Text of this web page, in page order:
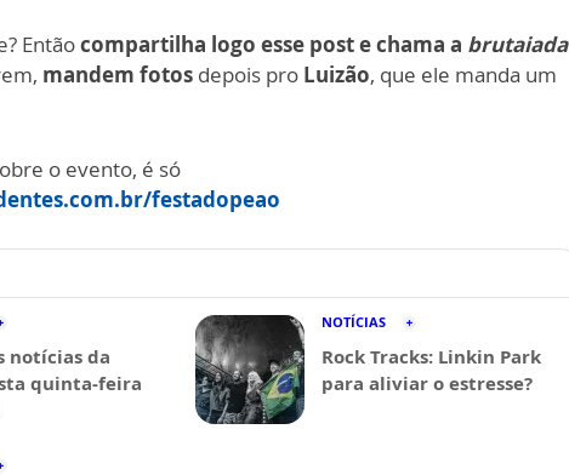
Entãocompartilha logo esse post e chama a brutaiada
mandem fotos depois pro Luizão, que ele manda um
o evento, é só
festadopeao
notícias da
quinta-feira
NOTÍCIAS
Rock Tracks: Linkin Park
para aliviar o estresse?